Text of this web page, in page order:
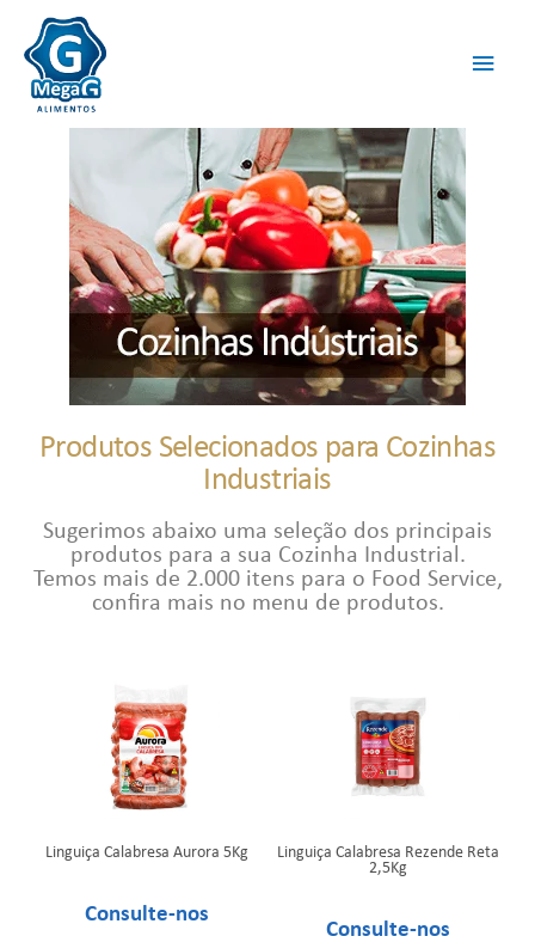
Produtos Selecionados para Cozinhas
Industriais
Sugerimos abaixo uma seleção dos principais
produtos para a sua Cozinha Industrial.
Temos mais de 2.000 itens para o Food Service,
confira mais no menu de produtos.
Linguiça Calabresa Aurora 5Kg Linguiça Calabresa Rezende Reta
2,5Kg